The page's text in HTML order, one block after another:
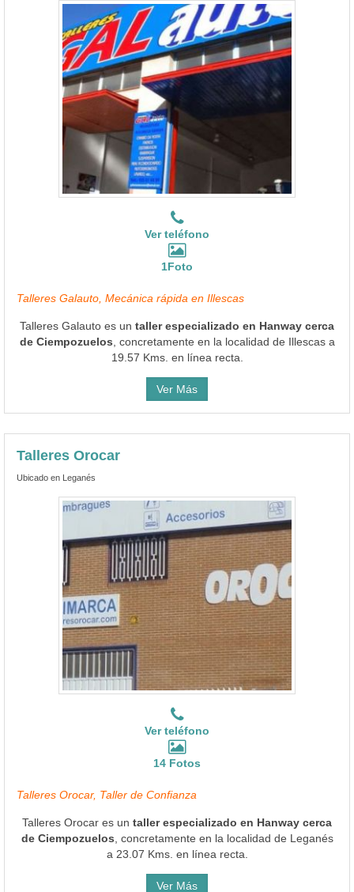
Ver teléfono
1Foto
Talleres Galauto, Mecánica rápida en Illescas
Talleres Galauto es un taller especializado en Hanway cerca
de Ciempozuelos , concretamente en la localidad de Illescas a
19.57 Kms. en línea recta.
Ver Más
Talleres Orocar
Ubicado en Leganés
Ver teléfono
14 Fotos
Talleres Orocar, Taller de Confianza
Talleres Orocar es un taller especializado en Hanway cerca
de Ciempozuelos , concretamente en la localidad de Leganés
a 23.07 Kms. en línea recta.
Ver Más